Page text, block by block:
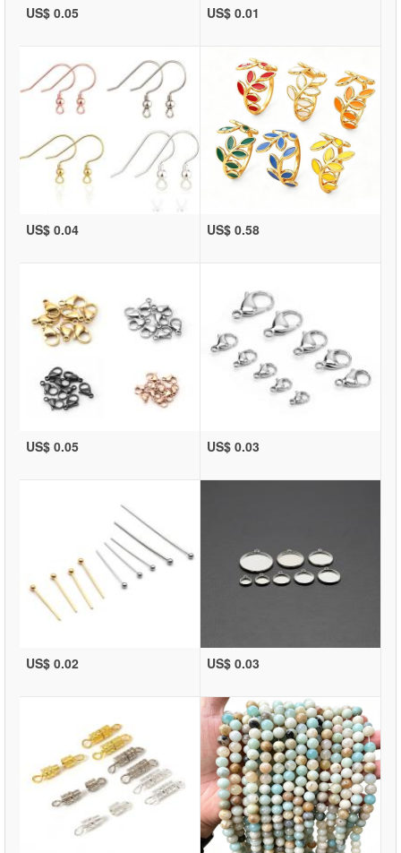
US$ 0.05 US$ 0.01
US$ 0.04 US$ 0.58
US$ 0.05 US$ 0.03
US$ 0.02 US$ 0.03